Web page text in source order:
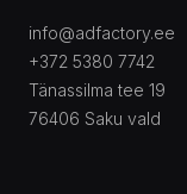
info@adfactory.ee
+372 5380 7742
Tänassilma tee 19
76406 Saku vald